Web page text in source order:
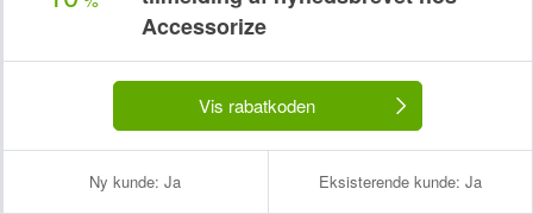
Accessorize
Vis rabatkoden
Ny kunde: Ja Eksisterende kunde: Ja